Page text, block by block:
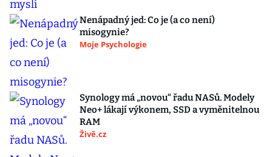
Nenápadný jed: Co je (a co není)
misogynie?
Moje Psychologie
Synology má „novou“ řadu NASů. Modely
Neo+ lákají výkonem, SSD a vyměnitelnou
RAM
Živě.cz